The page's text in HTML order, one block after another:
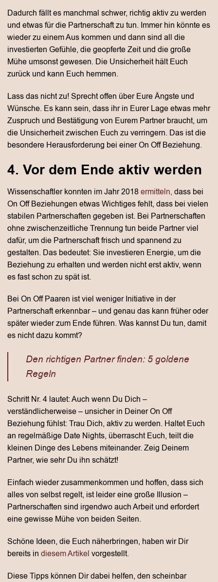
Dadurch fällt es manchmal schwer, richtig aktiv zu werden
und etwas für die Partnerschaft zu tun. Immer hin könnte es
wieder zu einem Aus kommen und dann sind all die
investierten Gefühle, die geopferte Zeit und die große
Mühe umsonst gewesen. Die Unsicherheit hält Euch
zurück und kann Euch hemmen.
Lass das nicht zu! Sprecht offen über Eure Ängste und
Wünsche. Es kann sein, dass ihr in Eurer Lage etwas mehr
Zuspruch und Bestätigung von Eurem Partner braucht, um
die Unsicherheit zwischen Euch zu verringern. Das ist die
besondere Herausforderung bei einer On Off Beziehung.
4. Vor dem Ende aktiv werden
Wissenschaftler konnten im Jahr 2018ermitteln, dass bei
On Off Beziehungen etwas Wichtiges fehlt, dass bei vielen
stabilen Partnerschaften gegeben ist. Bei Partnerschaften
ohne zwischenzeitliche Trennung tun beide Partner viel
dafür, um die Partnerschaft frisch und spannend zu
gestalten. Das bedeutet: Sie investieren Energie, um die
Beziehung zu erhalten und werden nicht erst aktiv, wenn
es fast schon zu spät ist.
Bei On Off Paaren ist viel weniger Initiative in der
Partnerschaft erkennbar – und genau das kann früher oder
später wieder zum Ende führen. Was kannst Du tun, damit
es nicht dazu kommt?
Den richtigen Partner finden: 5 goldene
Regeln
Schritt Nr. 4 lautet: Auch wenn Du Dich –
verständlicherweise – unsicher in Deiner On Off
Beziehung fühlst: Trau Dich, aktiv zu werden. Haltet Euch
an regelmäßige Date Nights, überrascht Euch, teilt die
kleinen Dinge des Lebens miteinander. Zeig Deinem
Partner, wie sehr Du ihn schätzt!
Einfach wieder zusammenkommen und hoffen, dass sich
alles von selbst regelt, ist leider eine große Illusion –
Partnerschaften sind irgendwo auch Arbeit und erfordert
eine gewisse Mühe von beiden Seiten.
Schöne Ideen, die Euch näherbringen, haben wir Dir
bereits in diesem Artikel vorgestellt.
Diese Tipps können Dir dabei helfen, den scheinbar